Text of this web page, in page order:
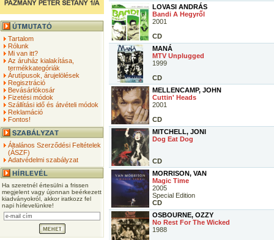
Tartalom
Rólunk
Mi van itt?
Az áruház kialakítása,
termékkategóriák
Árutípusok, árujelölések
Regisztráció
Bevásárlókosár
Fizetési módok
Szállítási idő és átvételi módok
Reklamáció
Fontos!
Általános Szerződési Feltételek
(ÁSZF)
Adatvédelmi szabályzat
Ha szeretnél értesülni a frissen
megjelent vagy újonnan beérkezett
kiadványokról, akkor iratkozz fel
napi hírlevelünkre!
LOVASI ANDRÁS
Bandi A Hegyről
2001
CD
MANÁ
MTV Unplugged
1999
CD
MELLENCAMP, JOHN
Cuttin' Heads
2001
CD
MITCHELL, JONI
Dog Eat Dog
CD
MORRISON, VAN
Magic Time
2005
Special Edition
CD
OSBOURNE, OZZY
No Rest For The Wicked
1988